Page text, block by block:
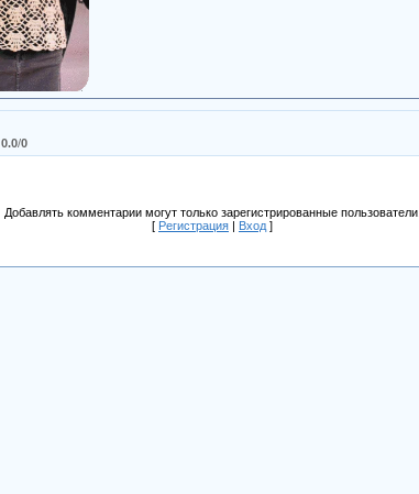
0.0/0
Добавлять комментарии могут только зарегистрированные пользователи.
[ Регистрация | Вход ]